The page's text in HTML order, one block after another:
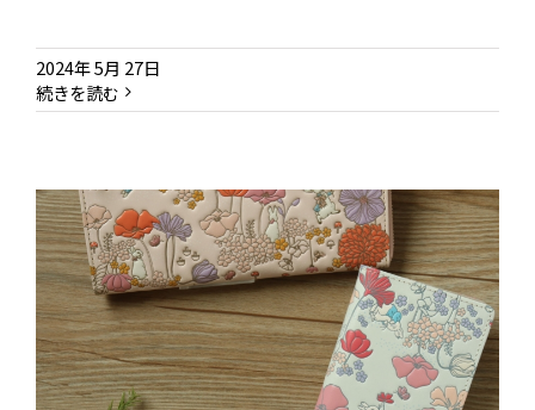
2024年 5月 27日
続きを読む